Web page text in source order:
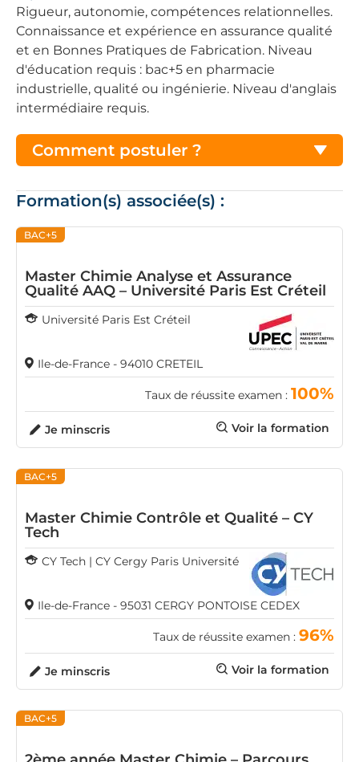
Rigueur, autonomie, compétences relationnelles.
Connaissance et expérience en assurance qualité
et en Bonnes Pratiques de Fabrication. Niveau
d'éducation requis : bac+5 en pharmacie
industrielle, qualité ou ingénierie. Niveau d'anglais
intermédiaire requis.
Comment postuler ?
Formation(s) associée(s) :
BAC+5
Master Chimie Analyse et Assurance
Qualité AAQ – Université Paris Est Créteil
Université Paris Est Créteil
Ile-de-France - 94010 CRETEIL
Taux de réussite examen : 100%
Voir la formation
Je minscris
BAC+5
Master Chimie Contrôle et Qualité – CY
Tech
CY Tech | CY Cergy Paris Université
Ile-de-France - 95031 CERGY PONTOISE CEDEX
Taux de réussite examen : 96%
Voir la formation
Je minscris
BAC+5